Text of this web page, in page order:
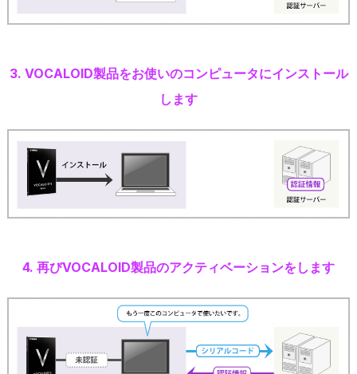
3. VOCALOID製品をお使いのコンピュータにインストール
します
4. 再びVOCALOID製品のアクティベーションをします